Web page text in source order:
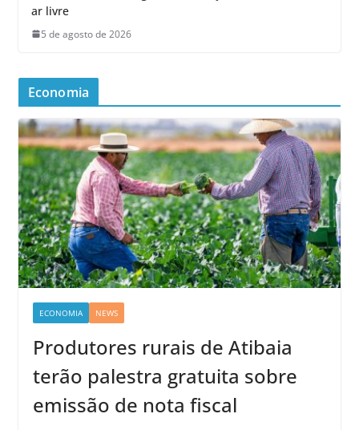
ar livre
5 de agosto de 2026
Economia
ECONOMIA NEWS
Produtores rurais de Atibaia
terão palestra gratuita sobre
emissão de nota fiscal